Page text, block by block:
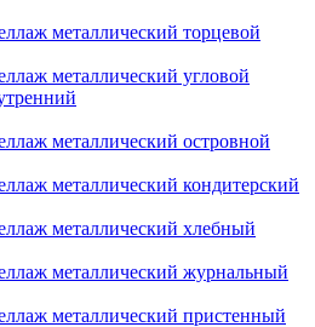
металлический торцевой
металлический угловой
металлический островной
металлический кондитерский
металлический хлебный
металлический журнальный
металлический пристенный